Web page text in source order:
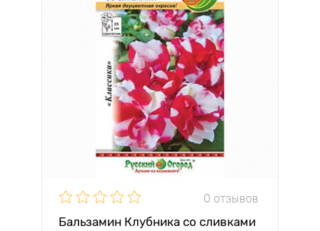
0 отзывов
Бальзамин Клубника со сливками